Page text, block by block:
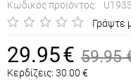
Κωδικός προϊόντος:
Γράψτε
29.95€ 59.95
Κερδίζεις: 30.00 €